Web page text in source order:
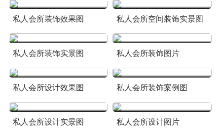
私人会所装饰效果图 私人会所空间装饰实景图
私人会所装饰实景图 私人会所装饰图片
私人会所设计效果图 私人会所装饰案例图
私人会所设计实景图 私人会所设计图片